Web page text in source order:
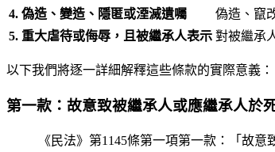
4. 偽造、變造、隱匿或湮滅遺囑
偽造、竄
5. 重大虐待或侮辱，且被繼承人表示 對被繼承
以下我們將逐一詳細解釋這些條款的實際意義：
第一款：故意致被繼承人或應繼承人於
《民法》第1145條第一項第一款：「故